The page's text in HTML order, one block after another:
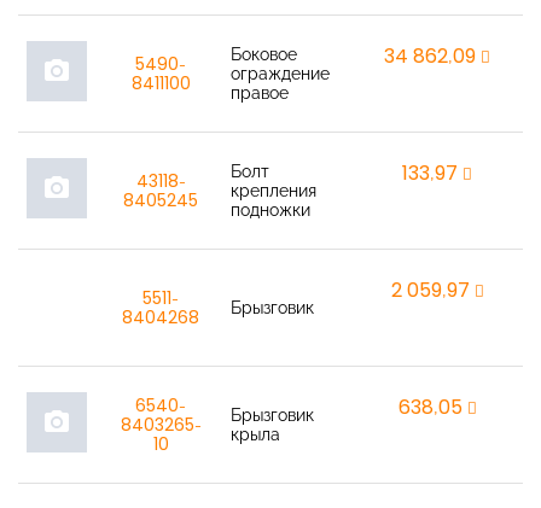
photo_camera
5490-
8411100
Боковое
ограждение
правое
34 862,09
photo_camera
43118-
8405245
Болт
крепления
подножки
133,97
5511-
8404268
Брызговик
2 059,97
photo_camera
6540-
8403265-
10
Брызговик
крыла
638,05